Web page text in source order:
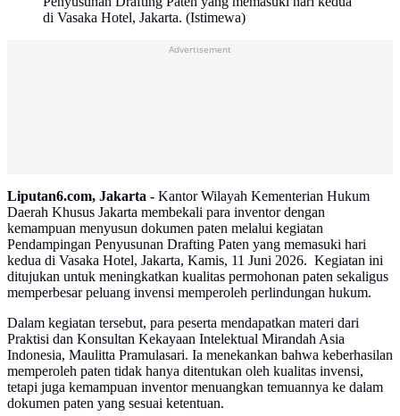
di Vasaka Hotel, Jakarta. (Istimewa)
Advertisement
Liputan6.com, Jakarta - Kantor Wilayah Kementerian Hukum
Daerah Khusus Jakarta membekali para inventor dengan
kemampuan menyusun dokumen paten melalui kegiatan
Pendampingan Penyusunan Drafting Paten yang memasuki hari
kedua di Vasaka Hotel, Jakarta, Kamis, 11 Juni 2026. Kegiatan ini
ditujukan untuk meningkatkan kualitas permohonan paten sekaligus
memperbesar peluang invensi memperoleh perlindungan hukum.
Dalam kegiatan tersebut, para peserta mendapatkan materi dari
Praktisi dan Konsultan Kekayaan Intelektual Mirandah Asia
Indonesia, Maulitta Pramulasari. Ia menekankan bahwa keberhasilan
memperoleh paten tidak hanya ditentukan oleh kualitas invensi,
tetapi juga kemampuan inventor menuangkan temuannya ke dalam
dokumen paten yang sesuai ketentuan.